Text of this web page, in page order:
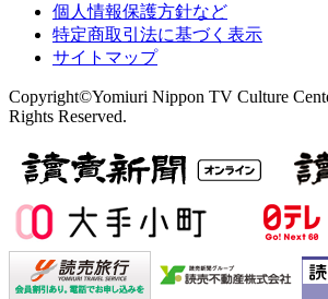
個人情報保護方針など
特定商取引法に基づく表示
サイトマップ
Copyright©Yomiuri Nippon TV Culture
Rights Reserved.